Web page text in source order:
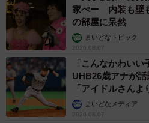
家ぺー 内装も壁
の部屋に呆然
まいどなトピック
2026.08.07
「こんなかわい
UHB26歳アナが
「アイドルさん
か」まいどなメディア
2026.08.07